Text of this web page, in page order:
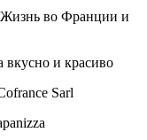
во Франции и
и красиво
Sarl